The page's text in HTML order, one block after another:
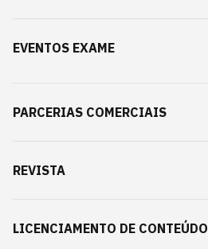
EVENTOS EXAME
PARCERIAS COMERCIAIS
REVISTA
LICENCIAMENTO DE CONTEÚDO